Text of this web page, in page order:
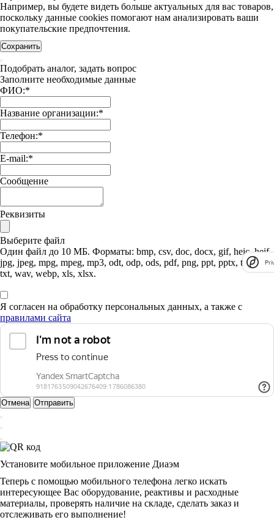
Например, вы будете видеть больше актуальных для вас товаров,
поскольку данные cookies помогают нам анализировать ваши
покупательские предпочтения.
Сохранить
Подобрать аналог, задать вопрос
Заполните необходимые данные
ФИО:*
Название организации:*
Телефон:*
E-mail:*
Сообщение
Реквизиты
Выберите файл
Один файл до 10 МБ. Форматы: bmp, csv, doc, docx, gif, heic, heif,
jpg, jpeg, mpg, mpeg, mp3, odt, odp, ods, pdf, png, ppt, pptx, tif, tiff,
txt, wav, webp, xls, xlsx.
Я согласен на обработку персональных данных, а также с
правилами сайта
Отмена Отправить
Установите мобильное приложение Диаэм
Теперь с помощью мобильного телефона легко искать
интересующее Вас оборудование, реактивы и расходные
материалы, проверять наличие на складе, сделать заказ и
отслеживать его выполнение!